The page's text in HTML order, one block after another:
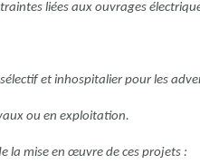
liées aux ouvrages
et inhospitalier pour les
ou en exploitation.
la mise en œuvre de ces projets :